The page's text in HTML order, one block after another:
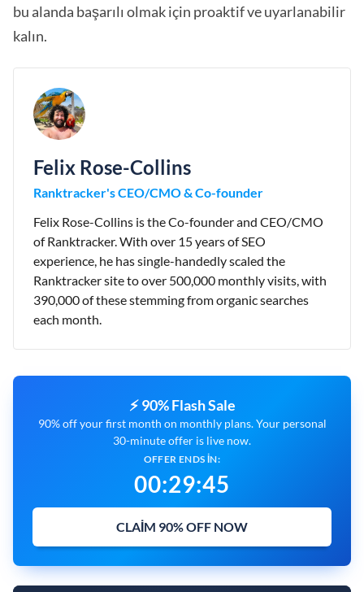
bu alanda başarılı olmak için proaktif ve uyarlanabilir
kalın.
Felix Rose-Collins
Ranktracker's CEO/CMO & Co-founder
Felix Rose-Collins is the Co-founder and CEO/CMO
of Ranktracker. With over 15 years of SEO
experience, he has single-handedly scaled the
Ranktracker site to over 500,000 monthly visits, with
390,000 of these stemming from organic searches
each month.
⚡ 90% Flash Sale
90% off your first month on monthly plans. Your personal
30-minute offer is live now.
OFFER ENDS IN:
00:29:44
CLAIM 90% OFF NOW